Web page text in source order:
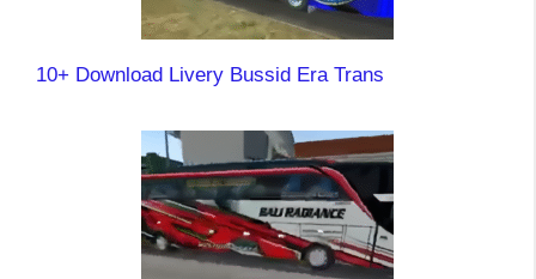
10+ Download Livery Bussid Era Trans